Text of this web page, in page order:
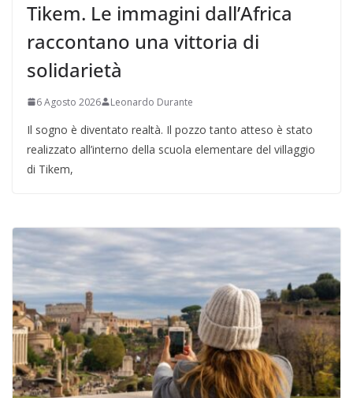
Tikem. Le immagini dall’Africa
raccontano una vittoria di
solidarietà
6 Agosto 2026 Leonardo Durante
Il sogno è diventato realtà. Il pozzo tanto atteso è stato
realizzato all’interno della scuola elementare del villaggio
di Tikem,